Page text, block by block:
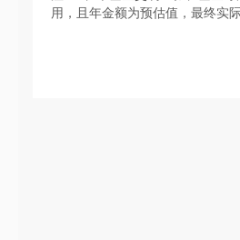
用，且年金额为预估值，最终实